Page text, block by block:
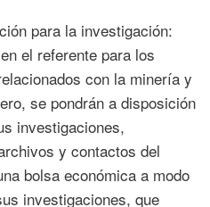
para la investigación:
el referente para los
con la minería y
se pondrán a disposición
investigaciones,
y contactos del
bolsa económica a modo
investigaciones, que